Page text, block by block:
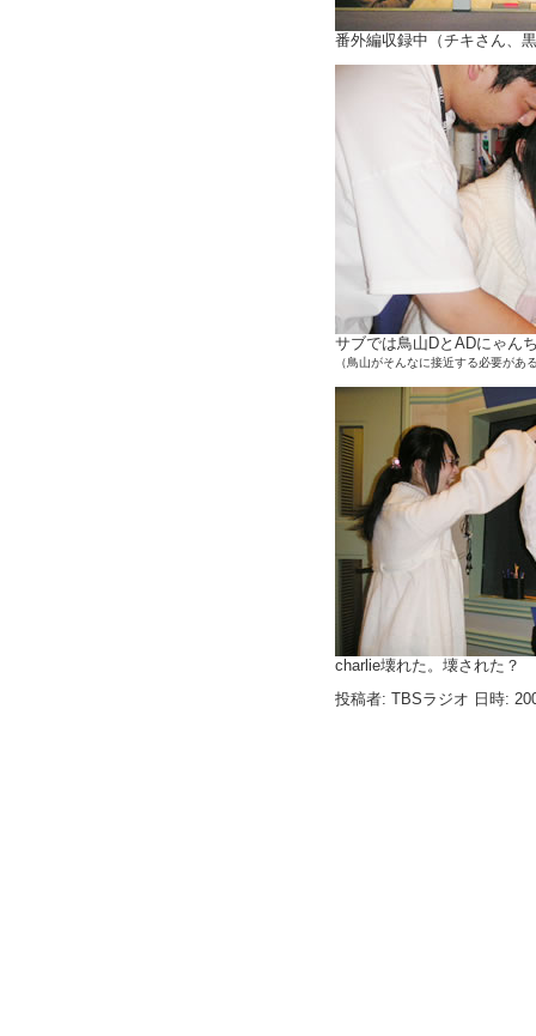
番外編収録中（チキさん、
サブでは鳥山DとADにゃん
（鳥山がそんなに接近する必要があ
charlie壊れた。壊された？
投稿者: TBSラジオ 日時: